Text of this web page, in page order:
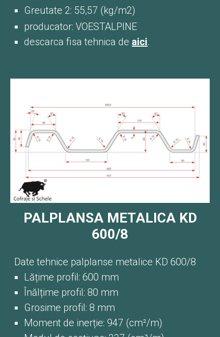
Greutate 2: 55,57 (kg/m2)
producator: VOESTALPINE
descarca fisa tehnica de aici.
PALPLANSA METALICA KD
600/8
Date tehnice palplanse metalice KD 600/8
Lățime profil: 600 mm
Înălțime profil: 80 mm
Grosime profil: 8 mm
Moment de inerție: 947 (cm²/m)